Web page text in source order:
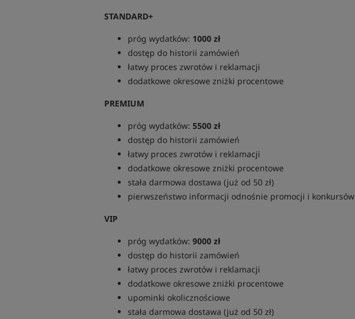
STANDARD+
próg wydatków: 1000 zł
dostęp do historii zamówień
łatwy proces zwrotów i reklamacji
dodatkowe okresowe zniżki procentowe
PREMIUM
próg wydatków: 5500 zł
dostęp do historii zamówień
łatwy proces zwrotów i reklamacji
dodatkowe okresowe zniżki procentowe
stała darmowa dostawa (już od 50 zł)
pierwszeństwo informacji odnośnie promocji i konkursów
VIP
próg wydatków: 9000 zł
dostęp do historii zamówień
łatwy proces zwrotów i reklamacji
dodatkowe okresowe zniżki procentowe
upominki okolicznościowe
stała darmowa dostawa (już od 50 zł)